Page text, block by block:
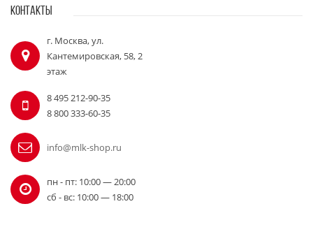
КОНТАКТЫ
г. Москва, ул.
Кантемировская, 58, 2
этаж
8 495 212-90-35
8 800 333-60-35
info@mlk-shop.ru
пн - пт: 10:00 — 20:00
сб - вс: 10:00 — 18:00